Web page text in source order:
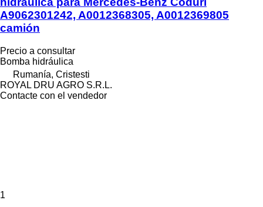
A9062301242, A0012368305, A0012369805
camión
Precio a consultar
Bomba hidráulica
Rumanía, Cristesti
ROYAL DRU AGRO S.R.L.
Contacte con el vendedor
1